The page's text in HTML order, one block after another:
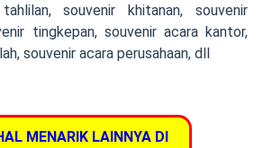
,souvenir khitanan,souvenir
tingkepan, souvenir acara kantor,
souvenir acara perusahaan, dll
MENARIK LAINNYA DI